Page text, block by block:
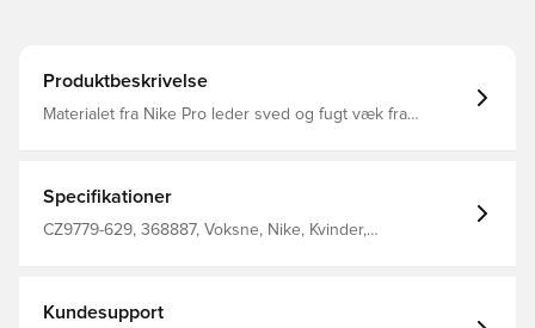
Produktbeskrivelse
Materialet fra Nike Pro leder sved og fugt væk fra
strækkes for optimalt fit Fremstillet i 78% polyester og
22% elastan.
Specifikationer
CZ9779-629, 368887, Voksne, Nike, Kvinder,
Kundesupport